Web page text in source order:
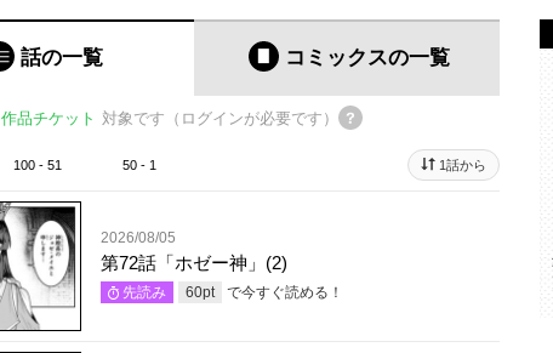
話の一覧 コミックスの一覧
作品チケット 対象です（ログインが必要です）
100 - 51 50 - 1 1話から
2026/08/05
第72話「ホゼー神」(2)
先読み 60pt で今すぐ読める！